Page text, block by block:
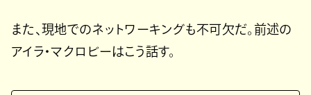
また、現地でのネットワーキングも不可欠だ。前述の
アイラ・マクロビーはこう話す。